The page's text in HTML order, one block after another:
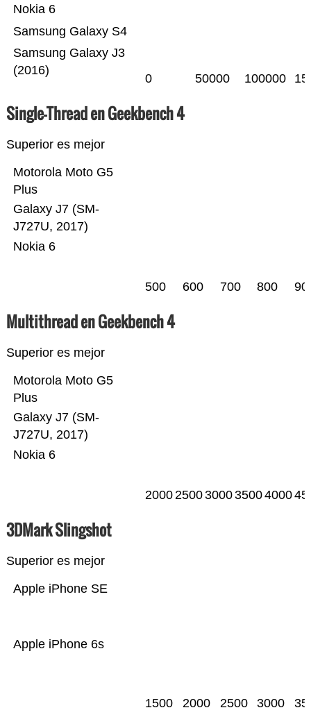
Samsung Galaxy J3
(2016)
Samsung Galaxy S4
Nokia 6
0 50000 100000
Single-Thread en Geekbench 4
Superior es mejor
Nokia 6
Galaxy J7 (SM-
J727U, 2017)
Motorola Moto G5
Plus
500 600 700 800
Multithread en Geekbench 4
Superior es mejor
Nokia 6
Galaxy J7 (SM-
J727U, 2017)
Motorola Moto G5
Plus
20002500300035004000
3DMark Slingshot
Superior es mejor
Apple iPhone 6s
Apple iPhone SE
1500 2000 2500 3000